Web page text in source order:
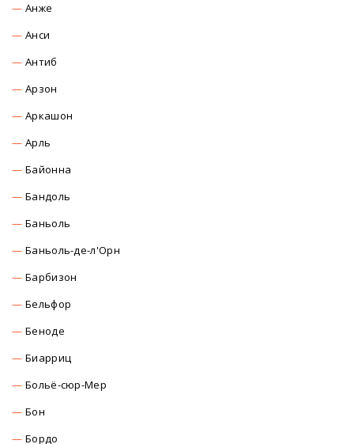
Анже
Анси
Антиб
Арзон
Аркашон
Арль
Байонна
Бандоль
Баньоль
Баньоль-де-л'Орн
Барбизон
Бельфор
Беноде
Биарриц
Больё-сюр-Мер
Бон
Бордо